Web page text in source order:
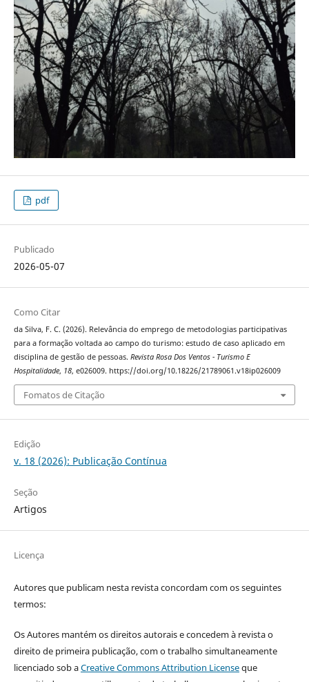
pdf
Publicado
2026-05-07
Como Citar
da Silva, F. C. (2026). Relevância do emprego de metodologias participativas
para a formação voltada ao campo do turismo: estudo de caso aplicado em
disciplina de gestão de pessoas. Revista Rosa Dos Ventos - Turismo E
Hospitalidade, 18, e026009. https://doi.org/10.18226/21789061.v18ip026009
Fomatos de Citação
Edição
v. 18 (2026): Publicação Contínua
Seção
Artigos
Licença
Autores que publicam nesta revista concordam com os seguintes
termos:
Os Autores mantém os direitos autorais e concedem à revista o
direito de primeira publicação, com o trabalho simultaneamente
licenciado sob aCreative Commons Attribution Licenseque